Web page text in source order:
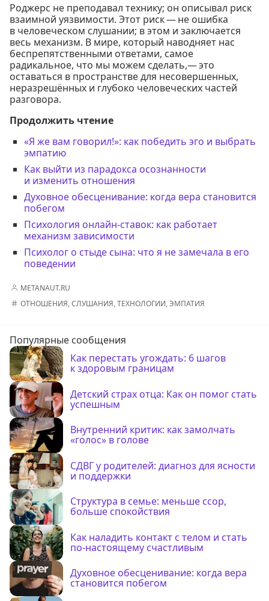
Роджерс не преподавал технику; он описывал риск
взаимной уязвимости. Этот риск — не ошибка
в человеческом слушании; в этом и заключается
весь механизм. В мире, который наводняет нас
беспрепятственными ответами, самое
радикальное, что мы можем сделать,— это
оставаться в пространстве для несовершенных,
неразрешённых и глубоко человеческих частей
разговора.
Продолжить чтение
«Я же вам говорил!»: как победить эго и выбрать
эмпатию
Как выйти из парадокса осознанности
и изменить отношения
Духовное обесценивание: когда вера становится
побегом
Психология онлайн-ставок: как работает
механизм зависимости
Психолог о стыде сына: что я не замечала в его
поведении
METANAUT.RU
ОТНОШЕНИЯ,СЛУШАНИЯ,ТЕХНОЛОГИИ,ЭМПАТИЯ
Популярные сообщения
Как перестать угождать: 6 шагов
к здоровым границам
Детский страх отца: Как он помог стать
успешным
Внутренний критик: как замолчать
«голос» в голове
СДВГ у родителей: диагноз для ясности
и поддержки
Структура в семье: меньше ссор,
больше спокойствия
Как наладить контакт с телом и стать
по-настоящему счастливым
Духовное обесценивание: когда вера
становится побегом